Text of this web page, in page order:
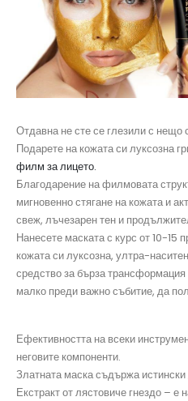
Отдавна не сте се глезили с нещо
Подарете на кожата си луксозна
филм за лицето.
Благодарение на филмовата
мигновенно стягане на кожата и
свеж, лъчезарен тен и
Нанесете маската с курс от 10-15
кожата си луксозна, ултра-
средство за бърза
малко преди важно събитие, да
Ефективността на всеки
неговите компоненти.
Златната маска съдържа истински
Екстракт от лястовиче гнездо – е